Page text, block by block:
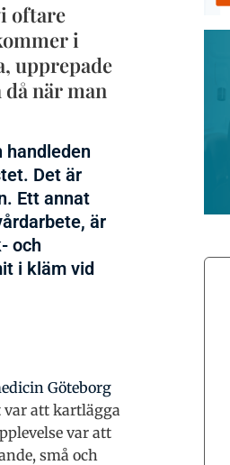
oftare
i
upprepade
när man
handleden
Det är
Ett annat
är
och
i kläm vid
Göteborg
att kartlägga
var att
små och